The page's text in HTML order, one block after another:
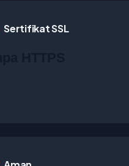
Sertifikat SSL